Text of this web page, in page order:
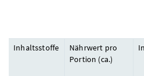
Inhaltsstoffe
Nährwert pro
Portion (ca.)